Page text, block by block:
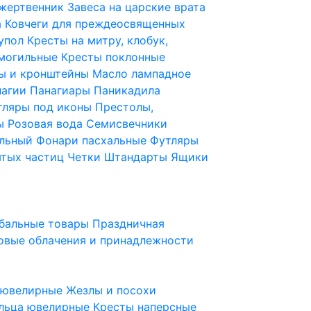
Завеса на царские врата
Ковчеги для преждеосвященных
Кресты на митру, клобук,
Кресты поклонные
и кронштейны Масло лампадное
Панагиары Паникадила
под иконы Престолы,
Розовая вода Семисвечники
Фонари пасхальные Футляры
частиц Четки Штандарты Ящики
товары Праздничная
облачения и принадлежности
ювелирныеЖезлы и посохи
ювелирные Кресты наперсные